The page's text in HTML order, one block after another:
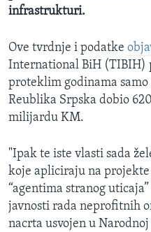
infrastrukturi.
Ove tvrdnje i podatke
International BiH (TIBIH)
proteklim godinama
Reublika Srpska dobio
milijardu KM.
"Ipak te iste vlasti sada
koje apliciraju na
“agentima stranog
javnosti rada neprofitnih
nacrta usvojen u